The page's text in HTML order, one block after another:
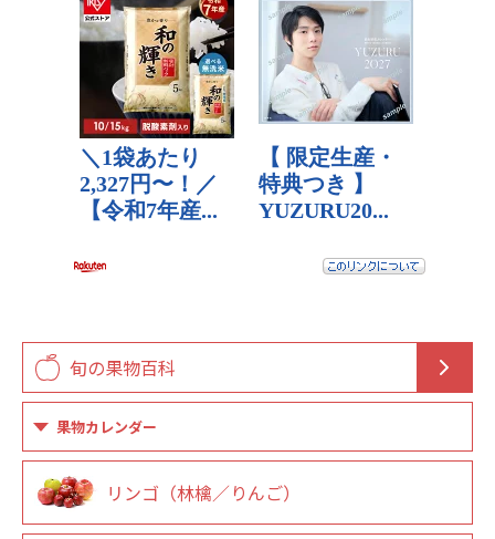
旬の果物百科
果物カレンダー
リンゴ（林檎／りんご）